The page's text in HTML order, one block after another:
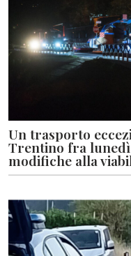
Un trasporto
Trentino fra
modifiche alla